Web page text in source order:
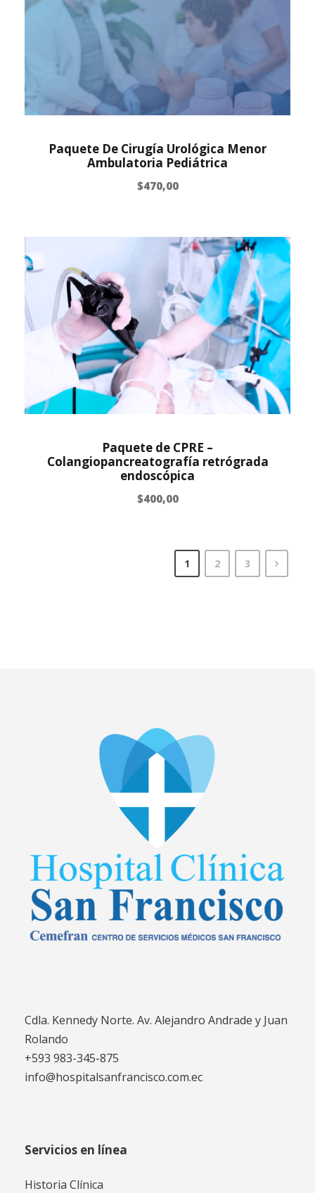
Paquete De Cirugía Urológica Menor
Ambulatoria Pediátrica
$470,00
Paquete de CPRE –
Colangiopancreatografía retrógrada
endoscópica
$400,00
1 2 3
Cdla. Kennedy Norte. Av. Alejandro Andrade y Juan
Rolando
+593 983-345-875
info@hospitalsanfrancisco.com.ec
Servicios en línea
Historia Clínica